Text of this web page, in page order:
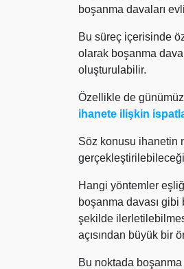
boşanma davaları
Bu süreç içerisinde
olarak boşanma
oluşturulabilir.
Özellikle de
ihanete ilişkin
Söz konusu ihanetin
Hangi yöntemler
boşanma davası gibi
şekilde
açısından büyük bir
Bu noktada boşanma